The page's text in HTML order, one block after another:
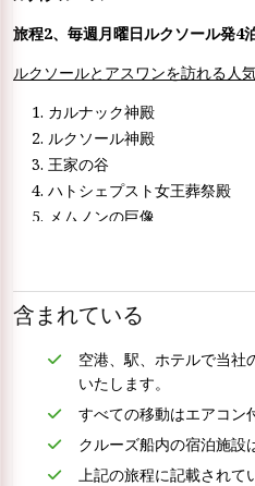
旅程2、毎週月曜日ルクソール発4
ルクソールとアスワンを訪れる人
カルナック神殿
ルクソール神殿
王家の谷
ハトシェプスト女王葬祭殿
メムノンの巨像
ハイダムを訪れる
フィラエ神殿
未完成のオベリスク
含まれている
空港、駅、ホテルで当社
いたします。
すべての移動はエアコン
クルーズ船内の宿泊施設
上記の旅程に記載されて